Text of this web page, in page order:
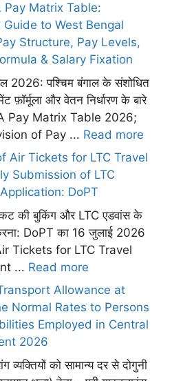
Pay Matrix Table:
Guide to West Bengal
Structure, Pay Levels,
& Salary Fixation
2026: पश्चिम बंगाल के संशोधित
फ़ॉर्मूला और वेतन निर्धारण के बारे
Pay Matrix Table 2026;
of Pay ... Read more
Air Tickets for LTC Travel
Submission of LTC
DoPT
की बुकिंग और LTC एडवांस के
DoPT का 16 जुलाई 2026
Tickets for LTC Travel
... Read more
Allowance at
Normal Rates to Persons
Employed in Central
2026
व्यक्तियों को सामान्य दर से दोगुनी